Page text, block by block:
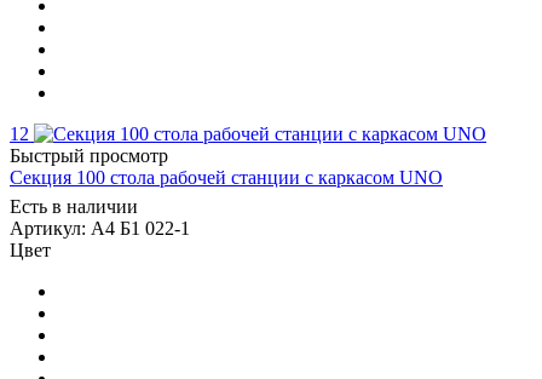
12
Быстрый просмотр
Секция 100 стола рабочей станции с каркасом UNO
Есть в наличии
Артикул: А4 Б1 022-1
Цвет